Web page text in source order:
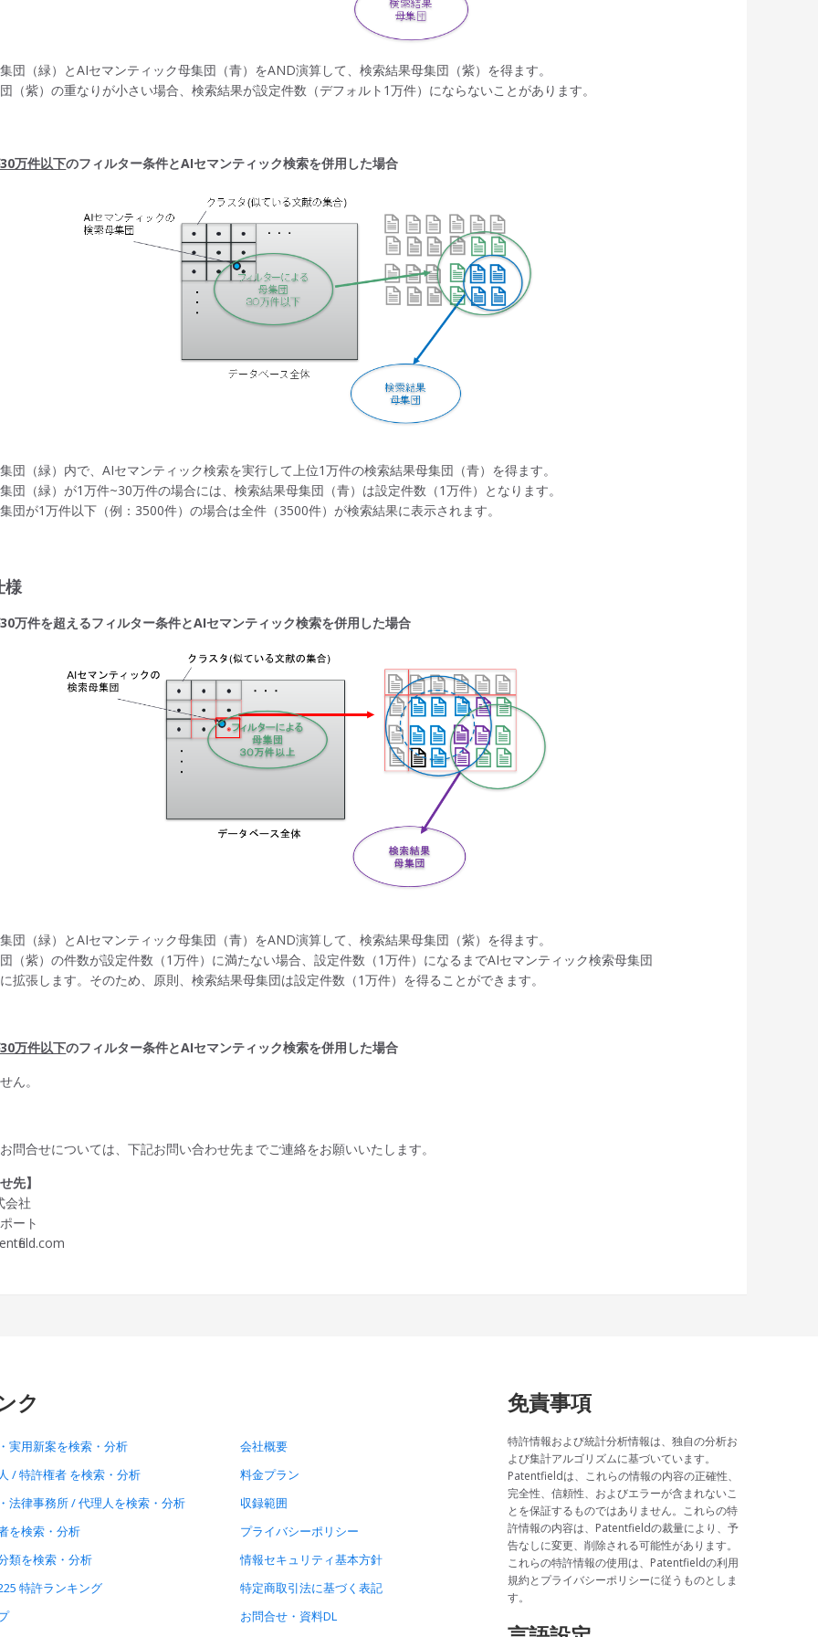
団（緑）とAIセマンティック母集団（青）をAND演算して、検索結果母集団（紫）を得ます。
（紫）の重なりが小さい場合、検索結果が設定件数（デフォルト1万件）にならないことがあります。
万件以下のフィルター条件とAIセマンティック検索を併用した場合
団（緑）内で、AIセマンティック検索を実行して上位1万件の検索結果母集団（青）を得ます。
団（緑）が1万件~30万件の場合には、検索結果母集団（青）は設定件数（1万件）となります。
団が1万件以下（例：3500件）の場合は全件（3500件）が検索結果に表示されます。
様
万件を超えるフィルター条件とAIセマンティック検索を併用した場合
団（緑）とAIセマンティック母集団（青）をAND演算して、検索結果母集団（紫）を得ます。
（紫）の件数が設定件数（1万件）に満たない場合、設定件数（1万件）になるまでAIセマンティック検索母集団
拡張します。そのため、原則、検索結果母集団は設定件数（1万件）を得ることができます。
万件以下のフィルター条件とAIセマンティック検索を併用した場合
ん。
問合せについては、下記お問い合わせ先までご連絡をお願いいたします。
先】
会社
ート
ク
実用新案を検索・分析
/ 特許権者 を検索・分析
法律事務所 / 代理人を検索・分析
を検索・分析
類を検索・分析
特許ランキング
会社概要
料金プラン
収録範囲
プライバシーポリシー
情報セキュリティ基本方針
特定商取引法に基づく表記
お問合せ・資料DL
免責事項
特許情報および統計分析情報は、独自の分析お
よび集計アルゴリズムに基づいています。
Patentfieldは、これらの情報の内容の正確性、
完全性、信頼性、およびエラーが含まれないこ
とを保証するものではありません。これらの特
許情報の内容は、Patentfieldの裁量により、予
告なしに変更、削除される可能性があります。
これらの特許情報の使用は、Patentfieldの利用
規約とプライバシーポリシーに従うものとしま
す。